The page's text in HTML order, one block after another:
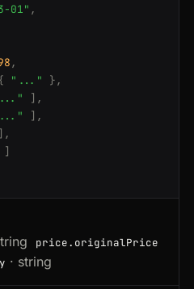
01" ,
,
"..."
},
],
],
],
]
price.originalPrice
· string